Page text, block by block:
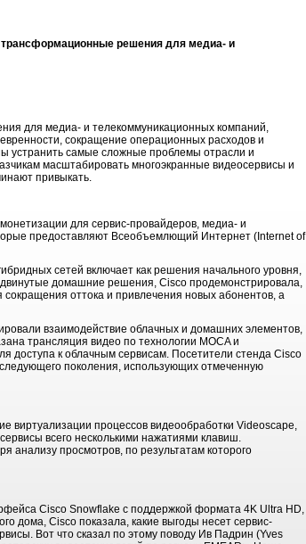
решения для медиа- и
для медиа- и телекоммуникационных компаний,
сокращение операционных расходов и
устранить самые сложные проблемы отрасли и
масштабировать многоэкранные видеосервисы и
привыкать.
для сервис-провайдеров, медиа- и
предоставляют Всеобъемлющий Интернет (Internet of
сетей включает как решения начального уровня,
домашние решения, Cisco продемонстрировала,
оттока и привлечения новых абонентов, а
взаимодействие облачных и домашних элементов,
трансляция видео по технологии MOCA и
доступа к облачным сервисам. Посетители стенда Cisco
поколения, использующих отмеченную
виртуализации процессов видеообработки Videoscape,
всего несколькими нажатиями клавиш.
анализу просмотров, по результатам которого
Cisco Snowflake с поддержкой формата 4K Ultra HD,
дома, Cisco показала, какие выгоды несет сервис-
Вот что сказал по этому поводу Ив Падрин (Yves